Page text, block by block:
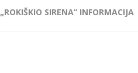
„ROKIŠKIO SIRENA“ INFORMACIJA